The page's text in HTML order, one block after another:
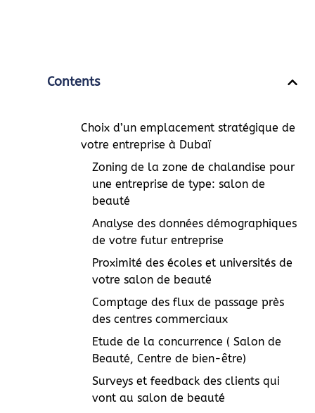
Contents
Choix d’un emplacement stratégique de
votre entreprise à Dubaï
Zoning de la zone de chalandise pour
une entreprise de type: salon de
beauté
Analyse des données démographiques
de votre futur entreprise
Proximité des écoles et universités de
votre salon de beauté
Comptage des flux de passage près
des centres commerciaux
Etude de la concurrence ( Salon de
Beauté, Centre de bien-être)
Surveys et feedback des clients qui
vont au salon de beauté